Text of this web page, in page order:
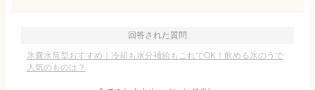
回答された質問
氷嚢水筒型おすすめ｜冷却も水分補給もこれでOK！飲める氷のうで
人気のものは？